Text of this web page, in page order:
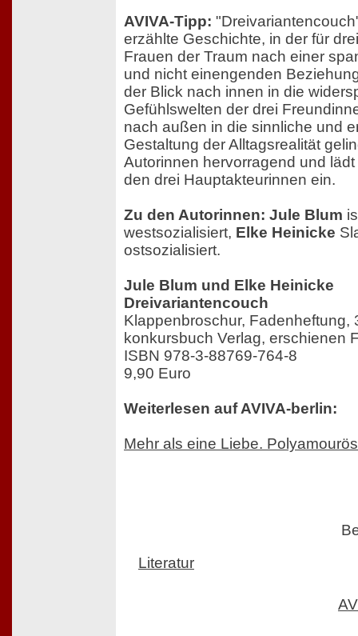
AVIVA-Tipp:
erzählte Geschichte, in der für
Frauen der Traum nach einer
und nicht einengenden
der Blick nach innen in die
Gefühlswelten der drei
nach außen in die sinnliche und
Gestaltung der Alltagsrealität
Autorinnen hervorragend und
den drei Hauptakteurinnen ein.
Zu den Autorinnen: Jule Blum
westsozialisiert, Elke Heinicke
ostsozialisiert.
Jule Blum und Elke Heinicke
Dreivariantencouch
Klappenbroschur, Fadenheftung,
konkursbuch Verlag, erschienen
ISBN 978-3-88769-764-8
9,90 Euro
Weiterlesen auf AVIVA-berlin:
Mehr als eine Liebe.
Literatur